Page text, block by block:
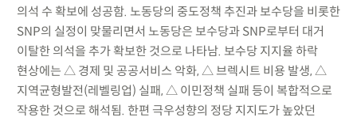
의석 수 확보에 성공함. 노동당의 중도정책 추진과 보수당을 비롯한
SNP의 실정이 맞물리면서 노동당은 보수당과 SNP로부터 대거
이탈한 의석을 추가 확보한 것으로 나타남. 보수당 지지율 하락
현상에는 △ 경제 및 공공서비스 악화, △ 브렉시트 비용 발생, △
지역균형발전(레벨링업) 실패, △ 이민정책 실패 등이 복합적으로
작용한 것으로 해석됨. 한편 극우성향의 정당 지지도가 높았던